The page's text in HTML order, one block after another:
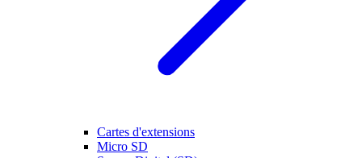
Cartes d'extensions
Micro SD